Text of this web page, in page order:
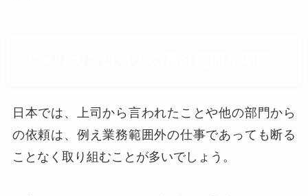
日本では、上司から言われたことや他の部門から
の依頼は、例え業務範囲外の仕事であっても断る
ことなく取り組むことが多いでしょう。